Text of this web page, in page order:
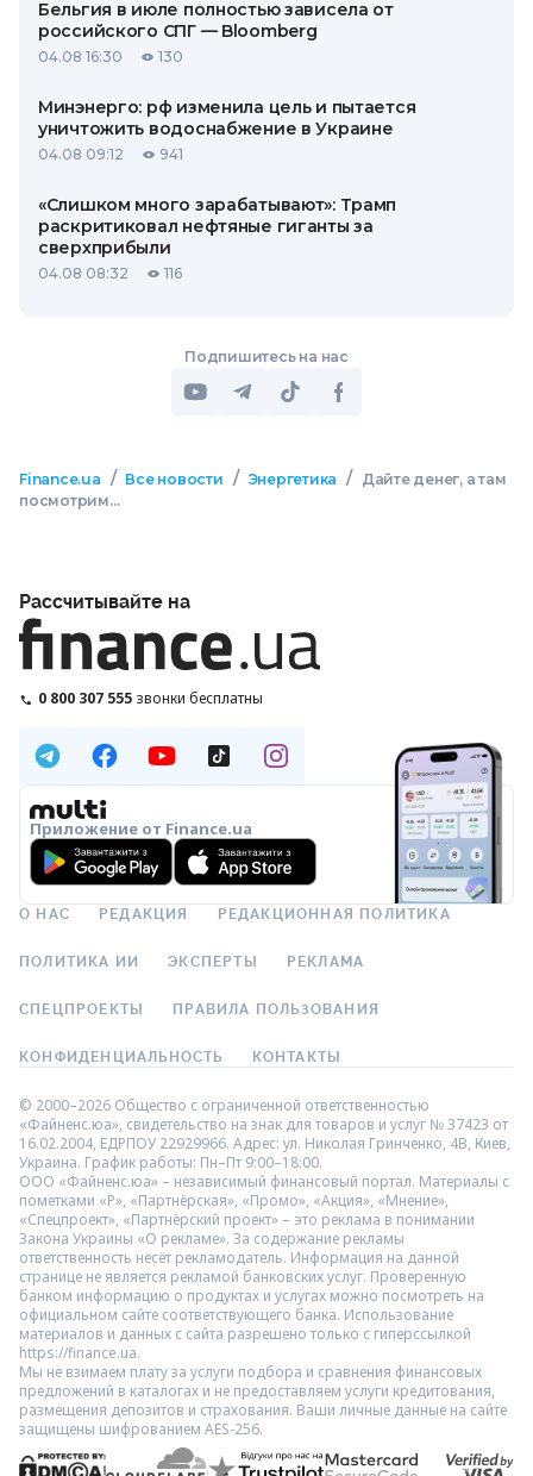
Бельгия в июле полностью зависела от
российского СПГ — Bloomberg
04.08 16:30 130
Минэнерго: рф изменила цель и пытается
уничтожить водоснабжение в Украине
04.08 09:12 941
«Слишком много зарабатывают»: Трамп
раскритиковал нефтяные гиганты за
сверхприбыли
04.08 08:32 116
Подпишитесь на нас
Finance.ua / Все новости / Энергетика /
Дайте денег, а там
посмотрим…
Рассчитывайте на
0 800 307 555 звонки бесплатны
Приложение от Finance.ua
О НАС РЕДАКЦИЯ РЕДАКЦИОННАЯ ПОЛИТИКА
ПОЛИТИКА ИИ ЭКСПЕРТЫ РЕКЛАМА
СПЕЦПРОЕКТЫ ПРАВИЛА ПОЛЬЗОВАНИЯ
КОНФИДЕНЦИАЛЬНОСТЬ КОНТАКТЫ
© 2000–2026 Общество с ограниченной ответственностью
«Файненс.юа», свидетельство на знак для товаров и услуг № 37423 от
16.02.2004, ЕДРПОУ 22929966. Адрес: ул. Николая Гринченко, 4В, Киев,
Украина. График работы: Пн–Пт 9:00–18:00.
ООО «Файненс.юа» – независимый финансовый портал. Материалы с
пометками «Р», «Партнёрская», «Промо», «Акция», «Мнение»,
«Спецпроект», «Партнёрский проект» – это реклама в понимании
Закона Украины «О рекламе». За содержание рекламы
ответственность несёт рекламодатель. Информация на данной
странице не является рекламой банковских услуг. Проверенную
банком информацию о продуктах и услугах можно посмотреть на
официальном сайте соответствующего банка. Использование
материалов и данных с сайта разрешено только с гиперссылкой
https://finance.ua.
Мы не взимаем плату за услуги подбора и сравнения финансовых
предложений в каталогах и не предоставляем услуги кредитования,
размещения депозитов и страхования. Ваши личные данные на сайте
защищены шифрованием AES-256.